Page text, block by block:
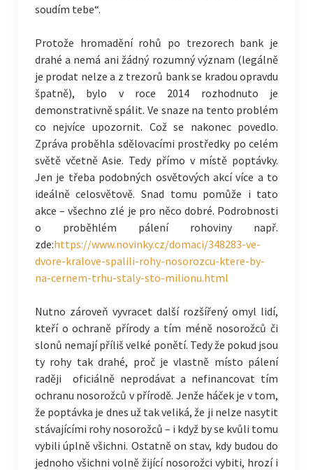
soudím tebe“.
Protože hromadění rohů po trezorech bank je
drahé a nemá ani žádný rozumný význam (legálně
je prodat nelze a z trezorů bank se kradou opravdu
špatně), bylo v roce 2014 rozhodnuto je
demonstrativně spálit. Ve snaze na tento problém
co nejvíce upozornit. Což se nakonec povedlo.
Zpráva proběhla sdělovacími prostředky po celém
světě včetně Asie. Tedy přímo v místě poptávky.
Jen je třeba podobných osvětových akcí více a to
ideálně celosvětově. Snad tomu pomůže i tato
akce – všechno zlé je pro něco dobré. Podrobnosti
o proběhlém pálení rohoviny např.
zde:https://www.novinky.cz/domaci/348283-ve-
dvore-kralove-spalili-rohy-nosorozcu-ktere-by-
na-cernem-trhu-staly-sto-milionu.html
Nutno zároveň vyvracet další rozšířený omyl lidí,
kteří o ochraně přírody a tím méně nosorožců či
slonů nemají příliš velké ponětí. Tedy že pokud jsou
ty rohy tak drahé, proč je vlastně místo pálení
raději oficiálně neprodávat a nefinancovat tím
ochranu nosorožců v přírodě. Jenže háček je v tom,
že poptávka je dnes už tak veliká, že ji nelze nasytit
stávajícími rohy nosorožců – i když by se kvůli tomu
vybili úplně všichni. Ostatně on stav, kdy budou do
jednoho všichni volně žijící nosorožci vybiti, hrozí i